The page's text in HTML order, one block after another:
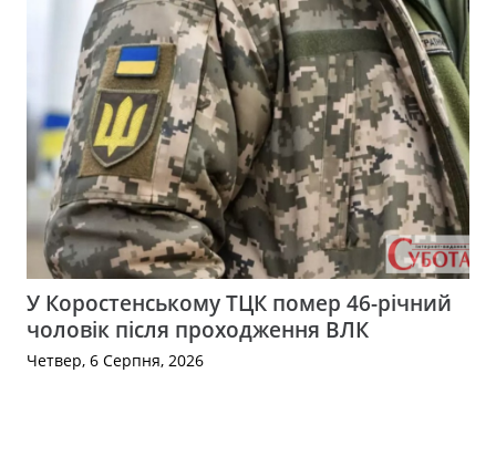
У Коростенському ТЦК помер 46-річний
чоловік після проходження ВЛК
Четвер, 6 Серпня, 2026